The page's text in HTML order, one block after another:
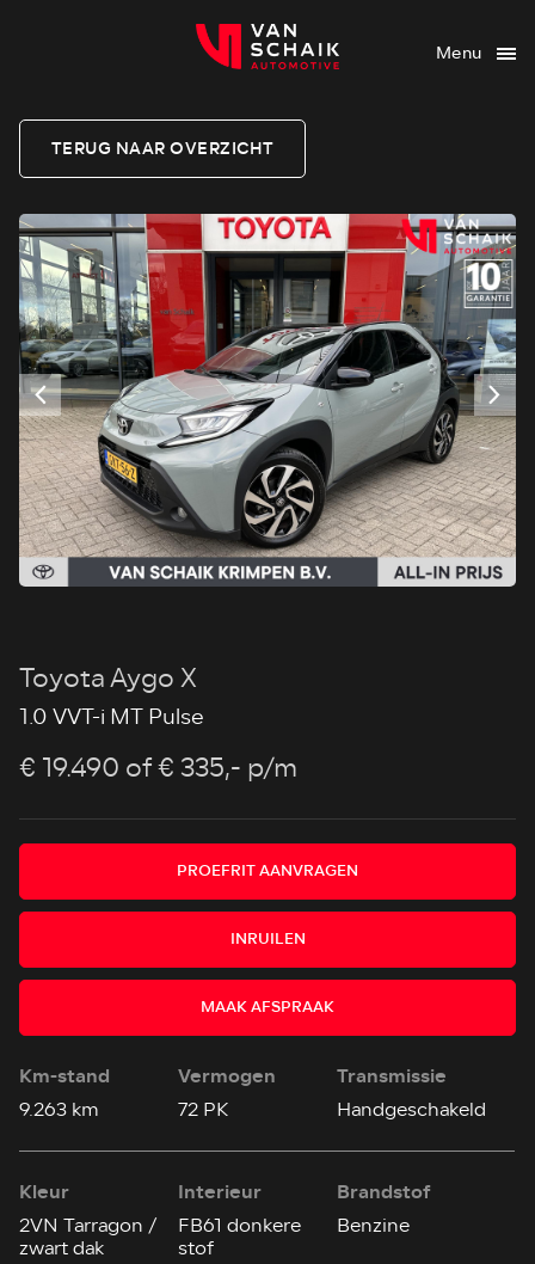
Menu
TERUG NAAR OVERZICHT
Toyota Aygo X
1.0 VVT-i MT Pulse
€ 19.490 of € 335,- p/m
PROEFRIT AANVRAGEN
INRUILEN
MAAK AFSPRAAK
Km-stand
9.263 km
Vermogen
72 PK
Transmissie
Handgeschakeld
Kleur
2VN Tarragon /
zwart dak
Interieur
FB61 donkere
stof
Brandstof
Benzine